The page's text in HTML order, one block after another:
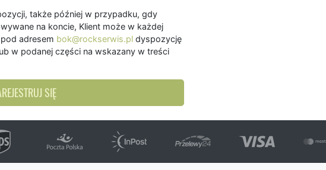
także później w przypadku, gdy
na koncie, Klient może w każdej
adresem bok@rockserwis.pl dyspozycję
w podanej części na wskazany w treści
SIĘ